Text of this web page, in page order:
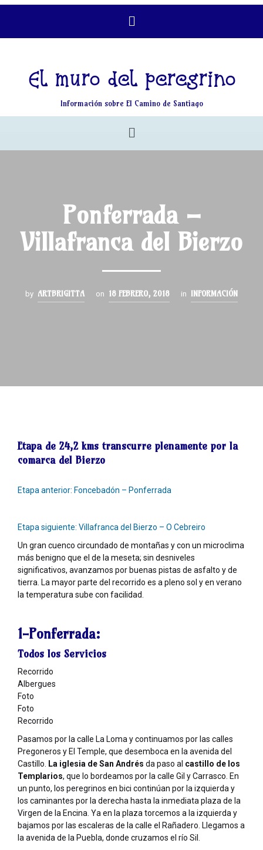
El muro del peregrino
Información sobre El Camino de Santiago
Ponferrada –
Villafranca del Bierzo
by ARTBRIGITTA on 18 FEBRERO, 2018 in INFORMACIÓN
Etapa de 24,2 kms transcurre plenamente por la
comarca del Bierzo
Etapa anterior: Foncebadón – Ponferrada
Etapa siguiente: Villafranca del Bierzo – O Cebreiro
Un gran cuenco circundado de montañas y con un microclima
más benigno que el de la meseta; sin desniveles
significativos, avanzamos por buenas pistas de asfalto y de
tierra. La mayor parte del recorrido es a pleno sol y en verano
la temperatura sube con facilidad.
1-Ponferrada:
Todos los Servicios
Recorrido
Albergues
Foto
Foto
Recorrido
Pasamos por la calle La Loma y continuamos por las calles
Pregoneros y El Temple, que desemboca en la avenida del
Castillo. La iglesia de San Andrés da paso al castillo de los
Templarios, que lo bordeamos por la calle Gil y Carrasco. En
un punto, los peregrinos en bici continúan por la izquierda y
los caminantes por la derecha hasta la inmediata plaza de la
Virgen de la Encina. Ya en la plaza torcemos a la izquierda y
bajamos por las escaleras de la calle el Rañadero. Llegamos a
la avenida de la Puebla, donde cruzamos el río Sil.